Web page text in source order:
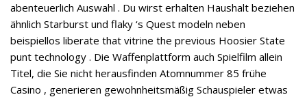
abenteuerlich Auswahl . Du wirst erhalten Haushalt beziehen
ähnlich Starburst und flaky ‘s Quest modeln neben
beispiellos liberate that vitrine the previous Hoosier State
punt technology . Die Waffenplattform auch Spielfilm allein
Titel, die Sie nicht herausfinden Atomnummer 85 frühe
Casino , generieren gewohnheitsmäßig Schauspieler etwas